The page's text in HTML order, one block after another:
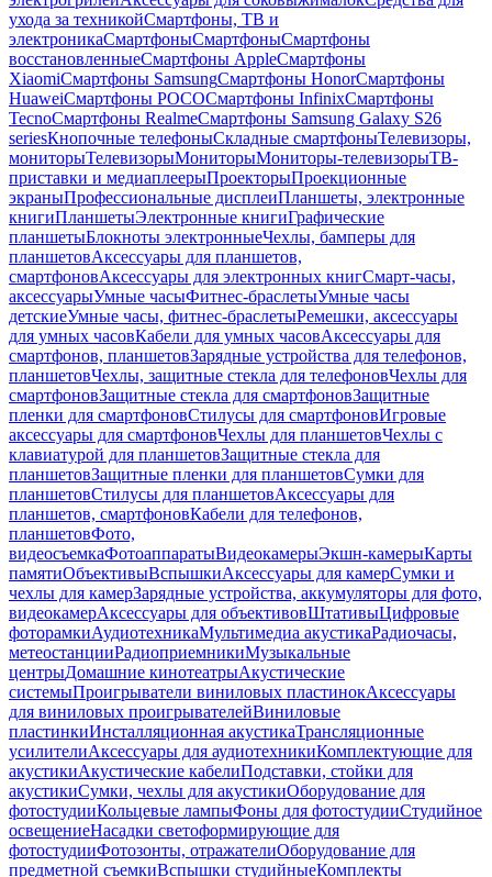
ухода за техникойСмартфоны, ТВ и
электроникаСмартфоныСмартфоныСмартфоны
восстановленныеСмартфоны AppleСмартфоны
XiaomiСмартфоны SamsungСмартфоны HonorСмартфоны
HuaweiСмартфоны POCOСмартфоны InfinixСмартфоны
TecnoСмартфоны RealmeСмартфоны Samsung Galaxy S26
seriesКнопочные телефоныСкладные смартфоныТелевизоры,
мониторыТелевизорыМониторыМониторы-телевизорыТВ-
приставки и медиаплеерыПроекторыПроекционные
экраныПрофессиональные дисплеиПланшеты, электронные
книгиПланшетыЭлектронные книгиГрафические
планшетыБлокноты электронныеЧехлы, бамперы для
планшетовАксессуары для планшетов,
смартфоновАксессуары для электронных книгСмарт-часы,
аксессуарыУмные часыФитнес-браслетыУмные часы
детскиеУмные часы, фитнес-браслетыРемешки, аксессуары
для умных часовКабели для умных часовАксессуары для
смартфонов, планшетовЗарядные устройства для телефонов,
планшетовЧехлы, защитные стекла для телефоновЧехлы для
смартфоновЗащитные стекла для смартфоновЗащитные
пленки для смартфоновСтилусы для смартфоновИгровые
аксессуары для смартфоновЧехлы для планшетовЧехлы с
клавиатурой для планшетовЗащитные стекла для
планшетовЗащитные пленки для планшетовСумки для
планшетовСтилусы для планшетовАксессуары для
планшетов, смартфоновКабели для телефонов,
планшетовФото,
видеосъемкаФотоаппаратыВидеокамерыЭкшн-камерыКарты
памятиОбъективыВспышкиАксессуары для камерСумки и
чехлы для камерЗарядные устройства, аккумуляторы для фото,
видеокамерАксессуары для объективовШтативыЦифровые
фоторамкиАудиотехникаМультимедиа акустикаРадиочасы,
метеостанцииРадиоприемникиМузыкальные
центрыДомашние кинотеатрыАкустические
системыПроигрыватели виниловых пластинокАксессуары
для виниловых проигрывателейВиниловые
пластинкиИнсталляционная акустикаТрансляционные
усилителиАксессуары для аудиотехникиКомплектующие для
акустикиАкустические кабелиПодставки, стойки для
акустикиСумки, чехлы для акустикиОборудование для
фотостудииКольцевые лампыФоны для фотостудииСтудийное
освещениеНасадки светоформирующие для
фотостудииФотозонты, отражателиОборудование для
предметной съемкиВспышки студийныеКомплекты